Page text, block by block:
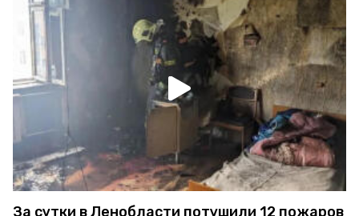
За сутки в Ленобласти потушили 12 пожаров